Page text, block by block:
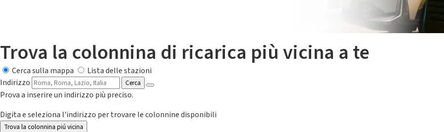
Trova la colonnina di ricarica più vicina a te
Cerca sulla mappa
Lista delle stazioni
Indirizzo
Cerca
Prova a inserire un indirizzo più preciso.
Digita e seleziona l'indirizzo per trovare le colonnine disponibili
Trova la colonnina piú vicina